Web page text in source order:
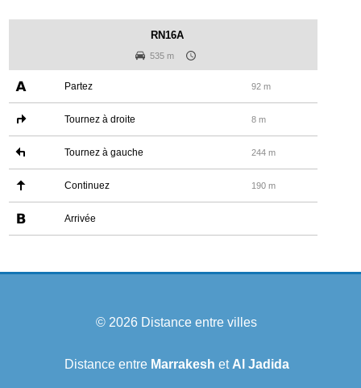
RN16A
535 m
Partez 92 m
Tournez à droite 8 m
Tournez à gauche 244 m
Continuez 190 m
Arrivée
© 2026 Distance entre villes
Distance entre Marrakesh et Al Jadida